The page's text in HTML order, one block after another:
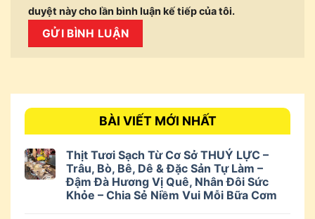
duyệt này cho lần bình luận kế tiếp của tôi.
BÀI VIẾT MỚI NHẤT
Thịt Tươi Sạch Từ Cơ Sở THUÝ LỰC –
Trâu, Bò, Bê, Dê & Đặc Sản Tự Làm –
Đậm Đà Hương Vị Quê, Nhân Đôi Sức
Khỏe – Chia Sẻ Niềm Vui Mỗi Bữa Cơm